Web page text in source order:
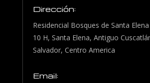
Dirección:
Residencial Bosques de Santa
10 H, Santa Elena, Antiguo
Salvador, Centro America
Email: